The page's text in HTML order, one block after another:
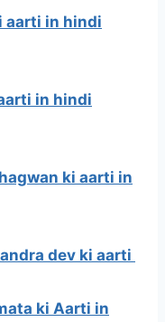
aarti in hindi
aarti in hindi
ki aarti in
dev ki aarti
mata ki Aarti in